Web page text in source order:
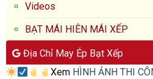
Videos
BẠT MÁI HIÊN MÁI XẾP
Địa Chỉ May Ép Bạt Xếp
Xem HÌNH ẢNH THI